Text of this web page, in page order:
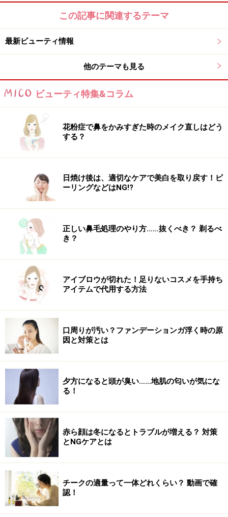
この記事に関連するテーマ
最新ビューティ情報
他のテーマも見る
ビューティ特集&コラム
花粉症で鼻をかみすぎた時のメイク直しはどう
する？
日焼け後は、適切なケアで美白を取り戻す！ピ
ーリングなどはNG!?
正しい鼻毛処理のやり方……抜くべき？ 剃るべ
き？
アイブロウが切れた！足りないコスメを手持ち
アイテムで代用する方法
口周りが汚い？ファンデーションガ浮く時の原
因と対策とは
夕方になると頭が臭い……地肌の匂いが気にな
る！
赤ら顔は冬になるとトラブルが増える？ 対策
とNGケアとは
チークの適量って一体どれくらい？ 動画で確
認！